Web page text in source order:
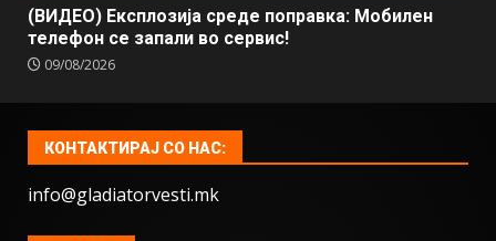
(ВИДЕО) Експлозија среде поправка: Мобилен
телефон се запали во сервис!
09/08/2026
КОНТАКТИРАЈ СО НАС:
info@gladiatorvesti.mk